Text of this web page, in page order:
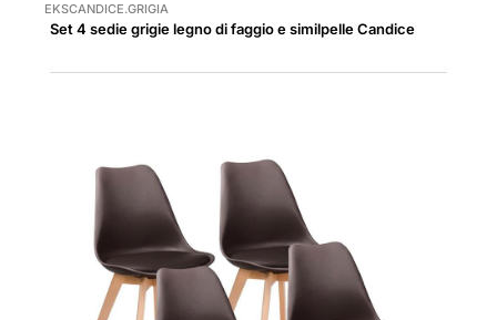
EKSCANDICE.GRIGIA
Set 4 sedie grigie legno di faggio e similpelle Candice